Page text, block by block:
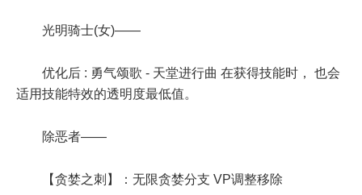
光明骑士(女)——
优化后 : 勇气颂歌 - 天堂进行曲 在获得技能时， 也会
适用技能特效的透明度最低值。
除恶者——
【贪婪之刺】：无限贪婪分支 VP调整移除